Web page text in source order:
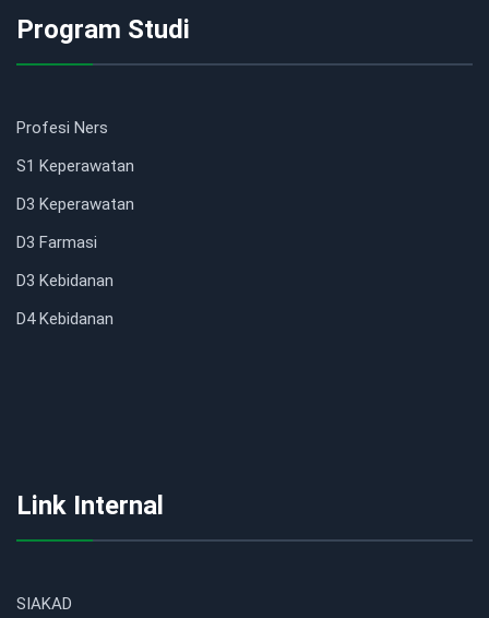
Program Studi
Profesi Ners
S1 Keperawatan
D3 Keperawatan
D3 Farmasi
D3 Kebidanan
D4 Kebidanan
Link Internal
SIAKAD